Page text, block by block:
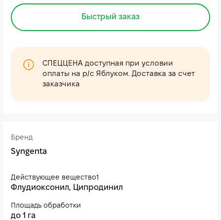
Бренд
Syngenta
Действующее вещество1
Флудиоксонил, Ципродинил
Площадь обработки
до 1 га
Быстрый заказ
СПЕЦЦЕНА доступная при условии
оплаты на р/с Яблуком. Доставка за счет
заказчика